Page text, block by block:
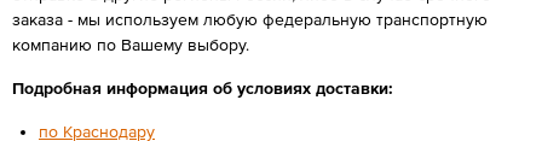
заказа - мы используем любую федеральную транспортную
компанию по Вашему выбору.
Подробная информация об условиях доставки:
по Краснодару